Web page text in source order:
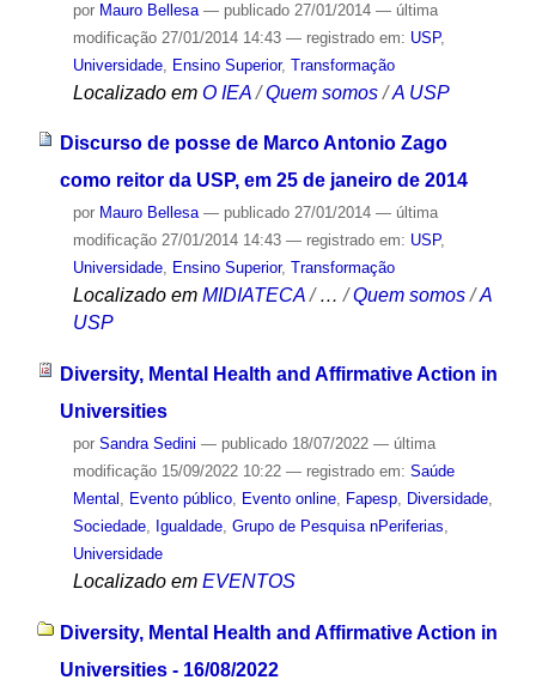
por Mauro Bellesa — publicado27/01/2014 — última
modificação27/01/2014 14:43 — registrado em: USP,
Universidade, Ensino Superior, Transformação
Localizado em O IEA /Quem somos /A USP
Discurso de posse de Marco Antonio Zago
como reitor da USP, em 25 de janeiro de 2014
por Mauro Bellesa — publicado27/01/2014 — última
modificação27/01/2014 14:43 — registrado em: USP,
Universidade, Ensino Superior, Transformação
Localizado em MIDIATECA / …/Quem somos /A
USP
Diversity, Mental Health and Affirmative Action in
Universities
por Sandra Sedini — publicado18/07/2022 — última
modificação15/09/2022 10:22 — registrado em: Saúde
Mental , Evento público, Evento online, Fapesp, Diversidade,
Sociedade, Igualdade, Grupo de Pesquisa nPeriferias,
Universidade
Localizado em EVENTOS
Diversity, Mental Health and Affirmative Action in
Universities - 16/08/2022